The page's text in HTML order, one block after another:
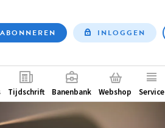
ABONNEREN INLOGGEN
Tijdschrift Banenbank Webshop Service